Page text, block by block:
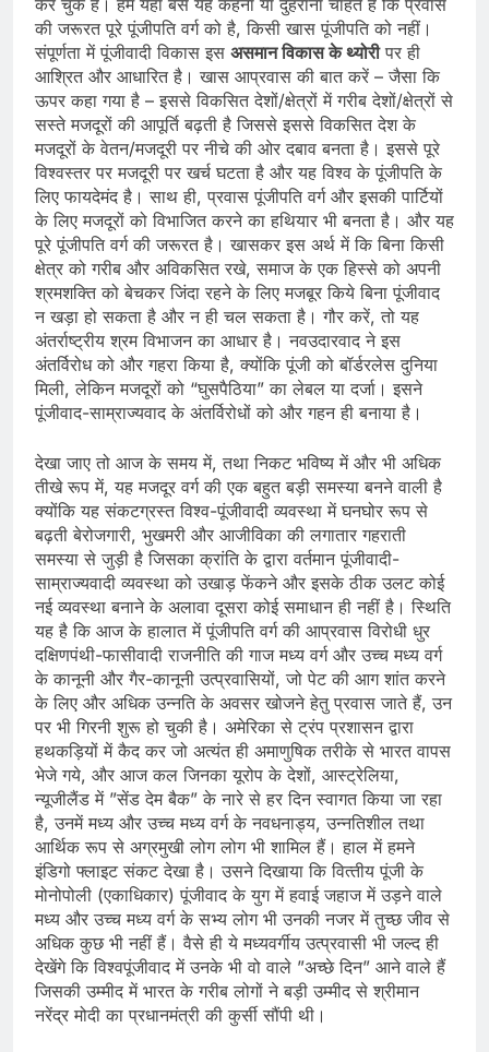
की जरूरत पूरे पूंजीपति वर्ग को है, किसी खास पूंजीपति को नहीं।
संपूर्णता में पूंजीवादी विकास इस असमानविकासकेथ्‍योरीपर ही
आश्रित और आधारित है। खास आप्रवास की बात करें – जैसा कि
ऊपर कहा गया है – इससे विकसित देशों/क्षेत्रों में गरीब देशों/क्षेत्रों से
सस्ते मजदूरों की आपूर्ति बढ़ती है जिससे इससे विकसित देश के
मजदूरों के वेतन/मजदूरी पर नीचे की ओर दबाव बनता है। इससे पूरे
विश्‍वस्‍तर पर मजदूरी पर खर्च घटता है और यह विश्‍व के पूंजी‍पति के
लिए फायदेमंद है। साथ ही, प्रवास पूंजीपति वर्ग और इसकी पार्टियों
के लिए मजदूरों को विभाजित करने का हथियार भी बनता है। और यह
पूरे पूंजीपति वर्ग की जरूरत है। खासकर इस अर्थ में कि बिना किसी
क्षेत्र को गरीब और अविकसित रखे, समाज के एक हिस्‍से को अपनी
श्रमशक्ति को बेचकर जिंदा रहने के लिए मजबूर किये बिना पूंजीवाद
न खड़ा हो सकता है और न ही चल सकता है। गौर करें, तो यह
अंतर्राष्‍ट्रीय श्रम विभाजन का आधार है। नवउदारवाद ने इस
अंतर्विरोध को और गहरा किया है, क्योंकि पूंजी को बॉर्डरलेस दुनिया
मिली, लेकिन मजदूरों को “घुसपैठिया” का लेबल या दर्जा। इसने
पूंजीवाद-साम्राज्‍यवाद के अंतर्विरोधों को और गहन ही बनाया है।
देखा जाए तो आज के समय में, तथा निकट भविष्य में और भी अधिक
तीखे रूप में, यह मजदूर वर्ग की एक बहुत बड़ी समस्या बनने वाली है
क्योंकि यह संकटग्रस्त विश्व-पूंजीवादी व्यवस्था में घनघोर रूप से
बढ़ती बेरोजगारी, भुखमरी और आजीविका की लगातार गहराती
समस्या से जुड़ी है जिसका क्रांति के द्वारा वर्तमान पूंजीवादी-
साम्राज्यवादी व्यवस्था को उखाड़ फेंकने और इसके ठीक उलट कोई
नई व्‍यवस्‍था बनाने के अलावा दूसरा कोई समाधान ही नहीं है। स्थिति
यह है कि आज के हालात में पूंजीपति वर्ग की आप्रवास विरोधी धुर
दक्षिणपंथी-फासीवादी राजनीति की गाज मध्य वर्ग और उच्च मध्य वर्ग
के कानूनी और गैर-कानूनी उत्‍प्रवासियों, जो पेट की आग शांत करने
के लिए और अधिक उन्‍नति के अवसर खोजने हेतु प्रवास जाते हैं, उन
पर भी गिरनी शुरू हो चुकी है। अमेरिका से ट्रंप प्रशासन द्वारा
हथक‍ड़ि‍यों में कैद कर जो अत्‍यंत ही अमाणुषिक तरीके से भारत वापस
भेजे गये, और आज कल जिनका यूरोप के देशों, आस्‍ट्रेलिया,
न्‍यूजीलैंड में ”सेंड देम बैक” के नारे से हर दिन स्‍वागत किया जा रहा
है, उनमें मध्‍य और उच्‍च मध्‍य वर्ग के नवधनाड्य, उन्‍नतिशील तथा
आर्थि‍क रूप से अग्रमुखी लोग लोग भी शामिल हैं। हाल में हमने
इंडिगो फ्लाइट संकट देखा है। उसने दिखाया कि वित्‍तीय पूंजी के
मोनोपोली (एकाधिकार) पूंजीवाद के युग में हवाई जहाज में उड़ने वाले
मध्‍य और उच्‍च मध्‍य वर्ग के सभ्‍य लोग भी उनकी नजर में तुच्‍छ जीव से
अधिक कुछ भी नहीं हैं। वैसे ही ये मध्‍यवर्गीय उत्‍प्रवासी भी जल्‍द ही
देखेंगे कि विश्‍वपूंजीवाद में उनके भी वो वाले ”अच्‍छे दिन” आने वाले हैं
जिसकी उम्‍मीद में भारत के गरीब लोगों ने बड़ी उम्‍मीद से श्रीमान
नरेंद्र मोदी का प्रधानमंत्री की कुर्सी सौंपी थी।